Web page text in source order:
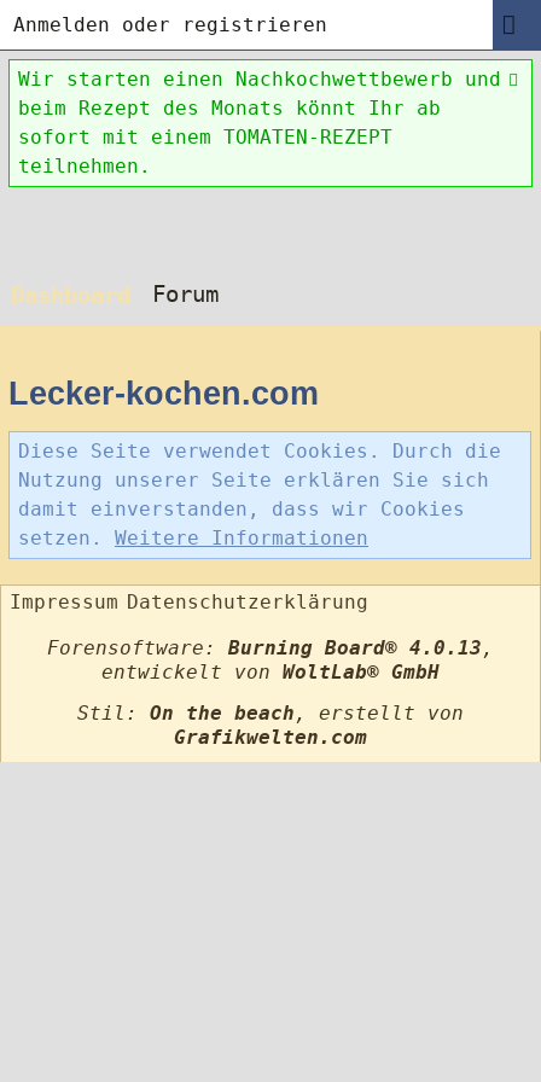
Anmelden oder registrieren
Wir starten einen Nachkochwettbewerb und
beim Rezept des Monats könnt Ihr ab
sofort mit einem TOMATEN-REZEPT
teilnehmen.
Dashboard Forum
Lecker-kochen.com
Diese Seite verwendet Cookies. Durch die
Nutzung unserer Seite erklären Sie sich
damit einverstanden, dass wir Cookies
setzen. Weitere Informationen
Impressum Datenschutzerklärung
Forensoftware: Burning Board® 4.0.13 ,
entwickelt von WoltLab® GmbH
Stil: On the beach , erstellt von
Grafikwelten.com